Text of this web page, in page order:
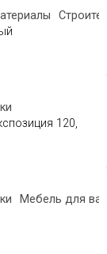
120,
Мебель для